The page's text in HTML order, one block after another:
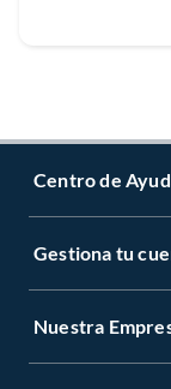
Centro de
Servicio al
Gestiona tu
Gestiona tu
Nuestra